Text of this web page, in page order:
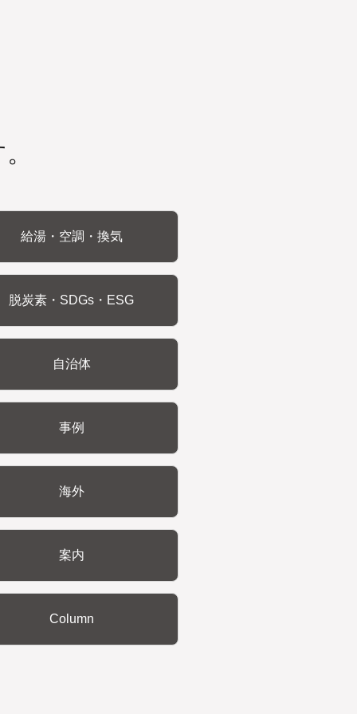
給湯・空調・換気
脱炭素・SDGs・ESG
自治体
事例
海外
案内
Column